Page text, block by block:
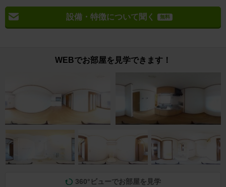
設備・特徴について聞く 無料
WEBでお部屋を見学できます！
360°ビューでお部屋を見学